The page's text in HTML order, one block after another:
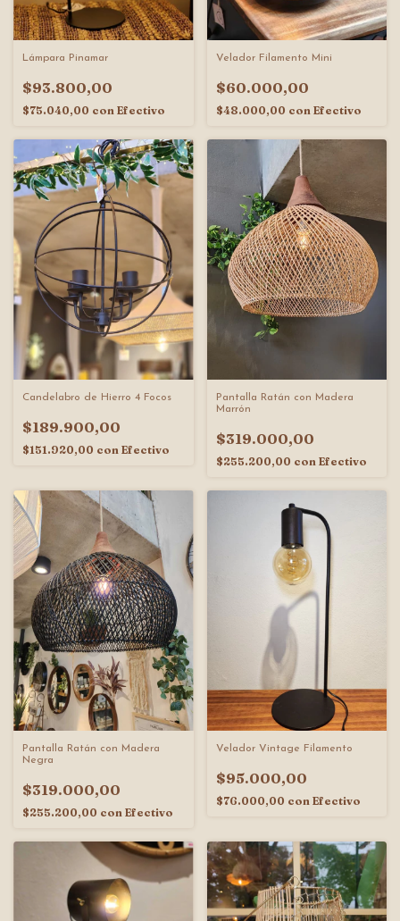
Lámpara Pinamar
$93.800,00
$75.040,00 con Efectivo
Velador Filamento Mini
$60.000,00
$48.000,00 con Efectivo
Candelabro de Hierro 4 Focos
$189.900,00
$151.920,00 con Efectivo
Pantalla Ratán con Madera
Marrón
$319.000,00
$255.200,00 con Efectivo
Pantalla Ratán con Madera
Negra
$319.000,00
$255.200,00 con Efectivo
Velador Vintage Filamento
$95.000,00
$76.000,00 con Efectivo